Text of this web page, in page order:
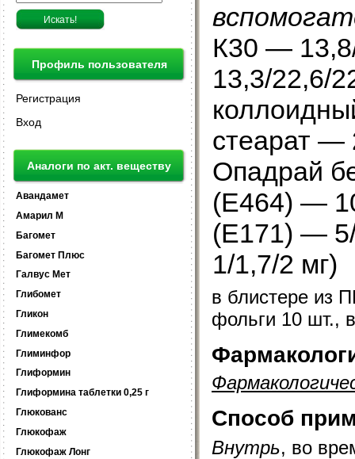
Профиль пользователя
Регистрация
Вход
Аналоги по акт. веществу
Авандамет
Амарил М
Багомет
Багомет Плюс
Галвус Мет
Глибомет
Гликон
Глимекомб
Глиминфор
Глиформин
Глиформина таблетки 0,25 г
Глюкованс
Глюкофаж
Глюкофаж Лонг
К30 —
13,3/22,6/
стеарат —
Опадрай
(Е464) —
(Е171) —
1/1,7/2 мг)
в блистере из
фольги 10 шт.,
Способ
Внутрь, во